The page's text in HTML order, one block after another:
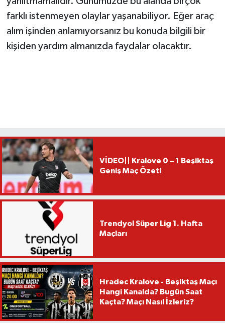
farklı istenmeyen olaylar yaşanabiliyor. Eğer araç
alım işinden anlamıyorsanız bu konuda bilgili bir
kişiden yardım almanızda faydalar olacaktır.
VİDEO|| Kralove 0 – 1 Beşiktaş
Geniş Maç Özeti
Trendyol Süper Lig 1. Hafta
Maçları
Hradec Kralove - Beşiktaş Maçı
Hangi Kanalda? Bugün Saat
Kaçta? Maçı Nasıl İzleriz?